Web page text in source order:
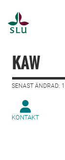
KAW
SENAST ÄNDRAD:
KONTAKT